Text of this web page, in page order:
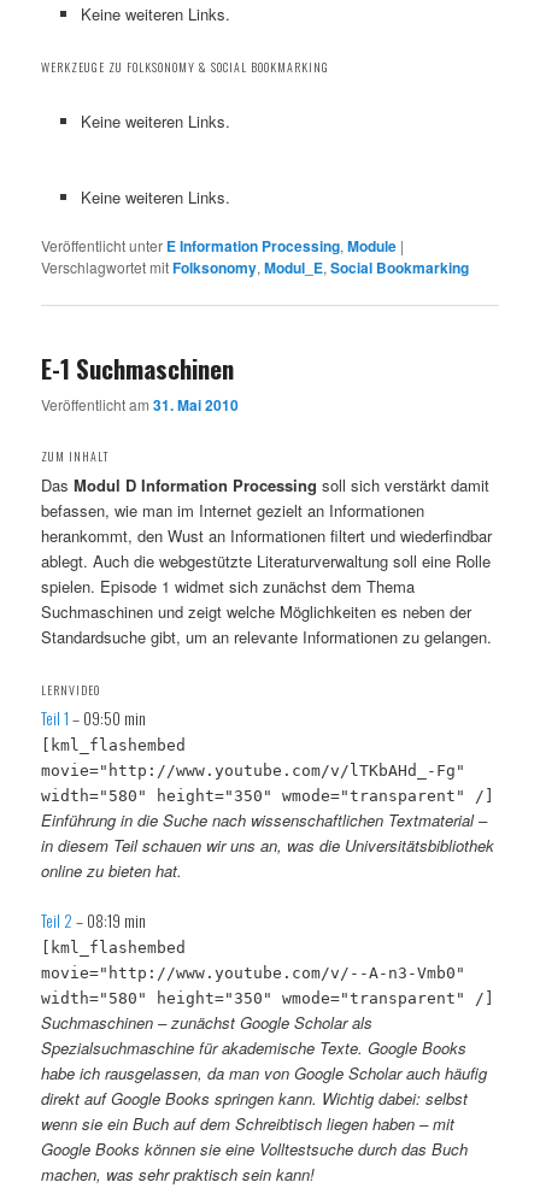
Keine weiteren Links.
WERKZEUGE ZU FOLKSONOMY & SOCIAL BOOKMARKING
Keine weiteren Links.
Keine weiteren Links.
Veröffentlicht unter E Information Processing,Module |
Verschlagwortet mitFolksonomy,Modul_E,Social Bookmarking
E-1 Suchmaschinen
Veröffentlicht am31. Mai 2010
ZUM INHALT
DasModul D Information Processing soll sich verstärkt damit
befassen, wie man im Internet gezielt an Informationen
herankommt, den Wust an Informationen filtert und wiederfindbar
ablegt. Auch die webgestützte Literaturverwaltung soll eine Rolle
spielen. Episode 1 widmet sich zunächst dem Thema
Suchmaschinen und zeigt welche Möglichkeiten es neben der
Standardsuche gibt, um an relevante Informationen zu gelangen.
LERNVIDEO
Teil 1 – 09:50 min
[kml_flashembed
movie="http://www.youtube.com/v/lTKbAHd_-Fg"
width="580" height="350" wmode="transparent" /]
Einführung in die Suche nach wissenschaftlichen Textmaterial –
in diesem Teil schauen wir uns an, was die Universitätsbibliothek
online zu bieten hat.
Teil 2 – 08:19 min
[kml_flashembed
movie="http://www.youtube.com/v/--A-n3-Vmb0"
width="580" height="350" wmode="transparent" /]
Suchmaschinen – zunächst Google Scholar als
Spezialsuchmaschine für akademische Texte. Google Books
habe ich rausgelassen, da man von Google Scholar auch häufig
direkt auf Google Books springen kann. Wichtig dabei: selbst
wenn sie ein Buch auf dem Schreibtisch liegen haben – mit
Google Books können sie eine Volltestsuche durch das Buch
machen, was sehr praktisch sein kann!